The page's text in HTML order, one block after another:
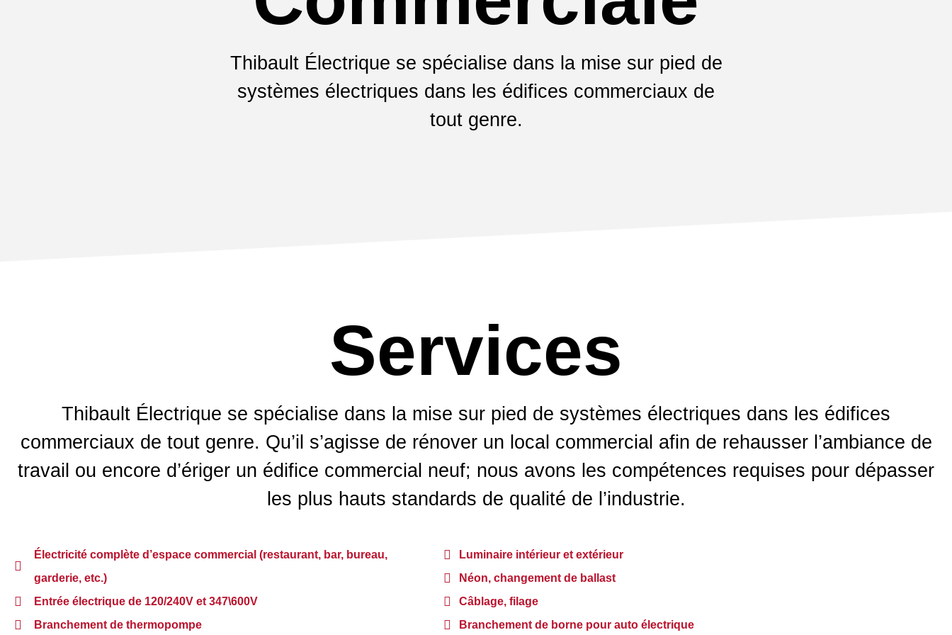
Thibault Électrique se spécialise dans la mise sur pied de
systèmes électriques dans les édifices commerciaux de
tout genre.
Services
Thibault Électrique se spécialise dans la mise sur pied de systèmes électriques dans les édifices
commerciaux de tout genre. Qu’il s’agisse de rénover un local commercial afin de rehausser l’ambiance de
travail ou encore d’ériger un édifice commercial neuf; nous avons les compétences requises pour dépasser
les plus hauts standards de qualité de l’industrie.
Électricité complète d’espace commercial (restaurant, bar, bureau,
garderie, etc.)
Entrée électrique de 120/240V et 347\600V
Branchement de thermopompe
Luminaire intérieur et extérieur
Néon, changement de ballast
Câblage, filage
Branchement de borne pour auto électrique